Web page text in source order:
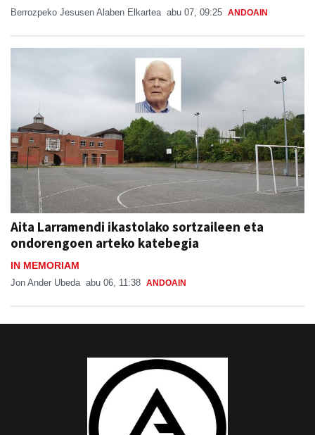
Berrozpeko Jesusen Alaben Elkartea abu 07, 09:25 ANDOAIN
Aita Larramendi ikastolako sortzaileen eta
ondorengoen arteko katebegia
IN MEMORIAM
Jon Ander Ubeda abu 06, 11:38 ANDOAIN